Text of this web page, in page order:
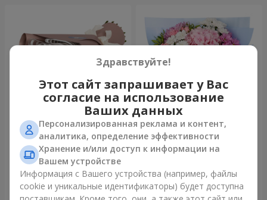
Букет "7 розовых роз!"
1 124 грн
Заказать
Романтический букет
"Небеса"
Заказать
Здравствуйте!
Этот сайт запрашивает у Вас
согласие на использование
Ваших данных
Персонализированная реклама и контент,
аналитика, определение эффективности
Хранение и/или доступ к информации на
Вашем устройстве
Информация с Вашего устройства (например, файлы
cookie и уникальные идентификаторы) будет доступна